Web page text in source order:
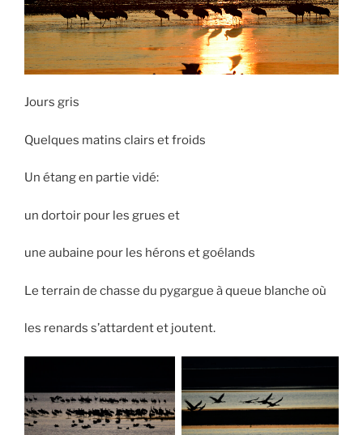
Jours gris
Quelques matins clairs et froids
Un étang en partie vidé:
un dortoir pour les grues et
une aubaine pour les hérons et goélands
Le terrain de chasse du pygargue à queue blanche où
les renards s’attardent et joutent.